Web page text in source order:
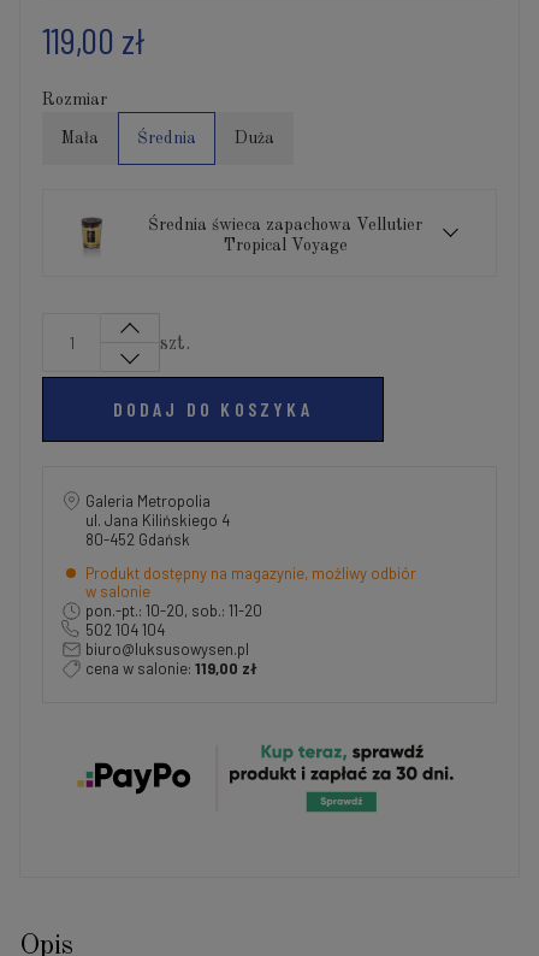
119,00 zł
Rozmiar
Mała Średnia Duża
Średnia świeca zapachowa Vellutier
Tropical Voyage
szt.
DODAJ DO KOSZYKA
Galeria Metropolia
ul. Jana Kilińskiego 4
80-452 Gdańsk
Produkt dostępny na magazynie, możliwy odbiór
w salonie
pon.-pt.: 10-20, sob.: 11-20
502 104 104
biuro@luksusowysen.pl
cena w salonie: 119,00 zł
Opis